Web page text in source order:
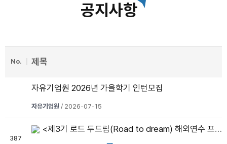
공지사항
No. 제목
자유기업원 2026년 가을학기 인턴모집
자유기업원 / 2026-07-15
387
<제3기 로드 두드림(Road to dream) 해외연수 프로그램> 참여자 모집